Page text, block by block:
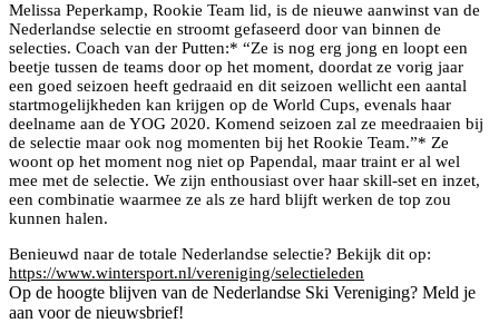
Melissa Peperkamp, Rookie Team lid, is de nieuwe aanwinst van de
Nederlandse selectie en stroomt gefaseerd door van binnen de
selecties. Coach van der Putten:* “Ze is nog erg jong en loopt een
beetje tussen de teams door op het moment, doordat ze vorig jaar
een goed seizoen heeft gedraaid en dit seizoen wellicht een aantal
startmogelijkheden kan krijgen op de World Cups, evenals haar
deelname aan de YOG 2020. Komend seizoen zal ze meedraaien bij
de selectie maar ook nog momenten bij het Rookie Team.”* Ze
woont op het moment nog niet op Papendal, maar traint er al wel
mee met de selectie. We zijn enthousiast over haar skill-set en inzet,
een combinatie waarmee ze als ze hard blijft werken de top zou
kunnen halen.
Benieuwd naar de totale Nederlandse selectie? Bekijk dit op:
https://www.wintersport.nl/vereniging/selectieleden
Op de hoogte blijven van de Nederlandse Ski Vereniging? Meld je
aan voor de nieuwsbrief!